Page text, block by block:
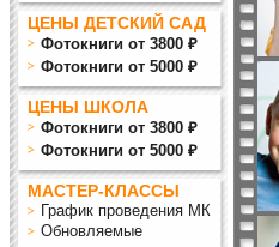
ЦЕНЫ ДЕТСКИЙ САД
Фотокниги от 3800 ₽
Фотокниги от 5000 ₽
ЦЕНЫ ШКОЛА
Фотокниги от 3800 ₽
Фотокниги от 5000 ₽
МАСТЕР-КЛАССЫ
График проведения МК
Обновляемые